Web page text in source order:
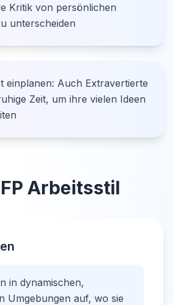
Kritik von persönlichen
unterscheiden
einplanen: Auch Extravertierte
Zeit, um ihre vielen Ideen
Arbeitsstil
in dynamischen,
Umgebungen auf, wo sie